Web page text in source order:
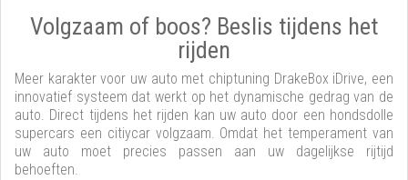
Volgzaam of boos? Beslis tijdens het
rijden
Meer karakter voor uw auto met chiptuning DrakeBox iDrive, een
innovatief systeem dat werkt op het dynamische gedrag van de
auto. Direct tijdens het rijden kan uw auto door een hondsdolle
supercars een citiycar volgzaam. Omdat het temperament van
uw auto moet precies passen aan uw dagelijkse rijtijd
behoeften.